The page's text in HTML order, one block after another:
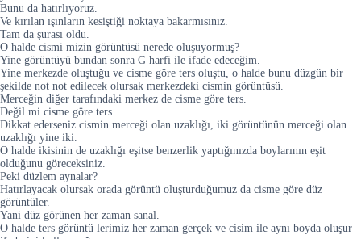
Bunu da hatırlıyoruz.
Ve kırılan ışınların kesiştiği noktaya bakarmısınız.
Tam da şurası oldu.
O halde cismi mizin görüntüsü nerede oluşuyormuş?
Yine görüntüyü bundan sonra G harfi ile ifade edeceğim.
Yine merkezde oluştuğu ve cisme göre ters oluştu, o halde bunu düzgün bir
şekilde not not edilecek olursak merkezdeki cismin görüntüsü.
Merceğin diğer tarafındaki merkez de cisme göre ters.
Değil mi cisme göre ters.
Dikkat ederseniz cismin merceği olan uzaklığı, iki görüntünün merceği olan
uzaklığı yine iki.
O halde ikisinin de uzaklığı eşitse benzerlik yaptığınızda boylarının eşit
olduğunu göreceksiniz.
Peki düzlem aynalar?
Hatırlayacak olursak orada görüntü oluşturduğumuz da cisme göre düz
görüntüler.
Yani düz görünen her zaman sanal.
O halde ters görüntü lerimiz her zaman gerçek ve cisim ile aynı boyda oluşur